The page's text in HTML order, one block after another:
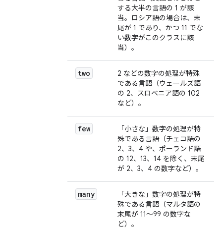
する大半の言語の 1 が該
当。ロシア語の場合は、末
尾が 1 であり、かつ 11 でな
い数字がこのクラスに該
当）。
two
2 などの数字の処理が特殊
である言語（ウェールズ語
の 2、スロベニア語の 102
など）。
few
「小さな」数字の処理が特
殊である言語（チェコ語の
2、3、4 や、ポーランド語
の 12、13、14 を除く、末尾
が 2、3、4 の数字など）。
many
「大きな」数字の処理が特
殊である言語（マルタ語の
末尾が 11～99 の数字な
ど）。